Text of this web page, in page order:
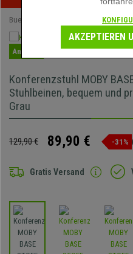
Buerostuhlpro
Angebot
Konferenzstuhl MOBY
Stuhlbeinen, bequem und
Grau
129,90 € 89,90 € -31%
Gratis Versand
AKZEPTIEREN